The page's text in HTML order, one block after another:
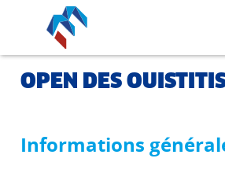
OPEN DES
Informations